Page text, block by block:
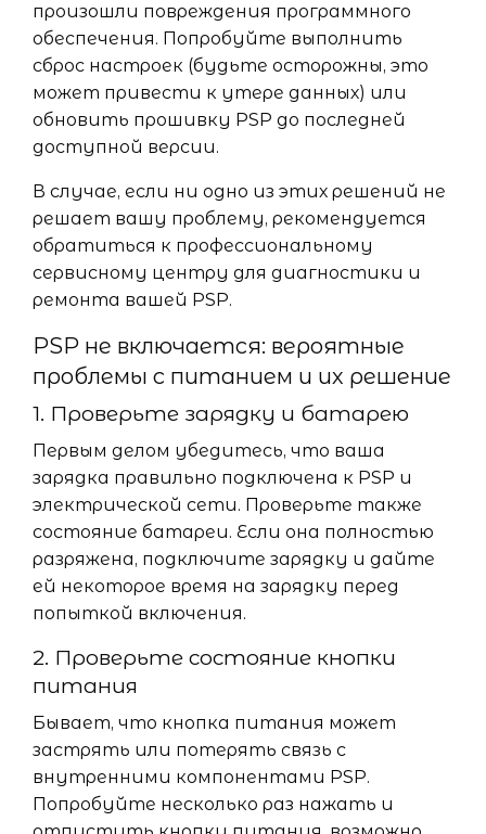
произошли повреждения программного
обеспечения. Попробуйте выполнить
сброс настроек (будьте осторожны, это
может привести к утере данных) или
обновить прошивку PSP до последней
доступной версии.
В случае, если ни одно из этих решений не
решает вашу проблему, рекомендуется
обратиться к профессиональному
сервисному центру для диагностики и
ремонта вашей PSP.
PSP не включается: вероятные
проблемы с питанием и их решение
1. Проверьте зарядку и батарею
Первым делом убедитесь, что ваша
зарядка правильно подключена к PSP и
электрической сети. Проверьте также
состояние батареи. Если она полностью
разряжена, подключите зарядку и дайте
ей некоторое время на зарядку перед
попыткой включения.
2. Проверьте состояние кнопки
питания
Бывает, что кнопка питания может
застрять или потерять связь с
внутренними компонентами PSP.
Попробуйте несколько раз нажать и